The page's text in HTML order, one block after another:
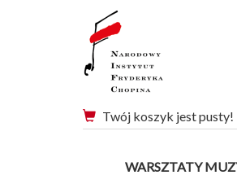
Twój koszyk jest pusty!
WARSZTATY